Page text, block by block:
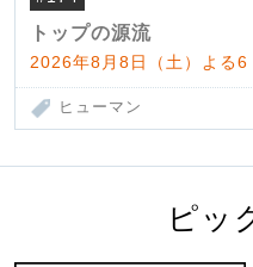
んだ父母
トップの源流
2026年8月8日（土）よる
ヒューマン
ピッ